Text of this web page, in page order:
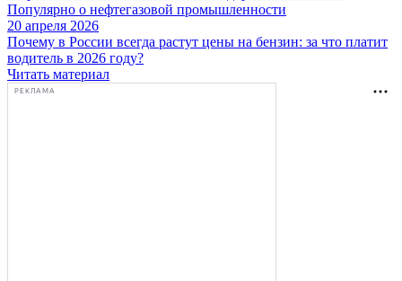
Популярно о нефтегазовой промышленности
20 апреля 2026
Почему в России всегда растут цены на бензин: за что платит
водитель в 2026 году?
Читать материал
РЕКЛАМА